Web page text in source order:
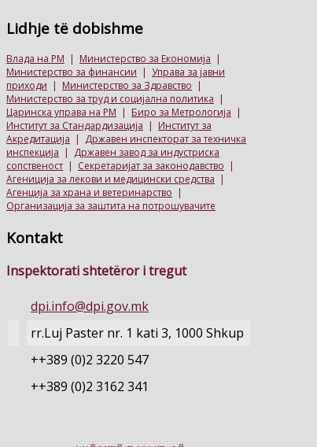
Lidhje të dobishme
Влада на РМ | Министерство за Економија |
Министерство за финансии | Управа за јавни
приходи | Министерство за Здравство |
Министерство за труд и социјална политика |
Царинска управа на РМ | Биро за Метрологија |
Институт за Стандардизација | Институт за
Акредитација | Државен инспекторат за техничка
инспекција | Државен завод за индустриска
сопственост | Секретаријат за законодавство |
Агениција за лекови и медицински средства |
Агенција за храна и ветеринарство |
Организација за заштита на потрошувачите
Kontakt
Inspektorati shtetëror i tregut
dpi.info@dpi.gov.mk
rr.Luj Paster nr. 1 kati 3, 1000 Shkup
++389 (0)2 3220 547
++389 (0)2 3162 341